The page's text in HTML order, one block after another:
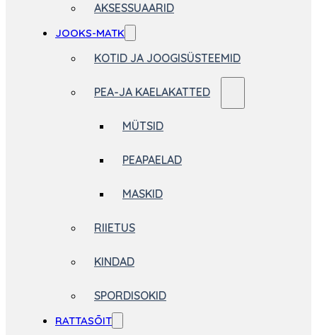
AKSESSUAARID
JOOKS-MATK
KOTID JA JOOGISÜSTEEMID
PEA-JA KAELAKATTED
MÜTSID
PEAPAELAD
MASKID
RIIETUS
KINDAD
SPORDISOKID
RATTASÕIT